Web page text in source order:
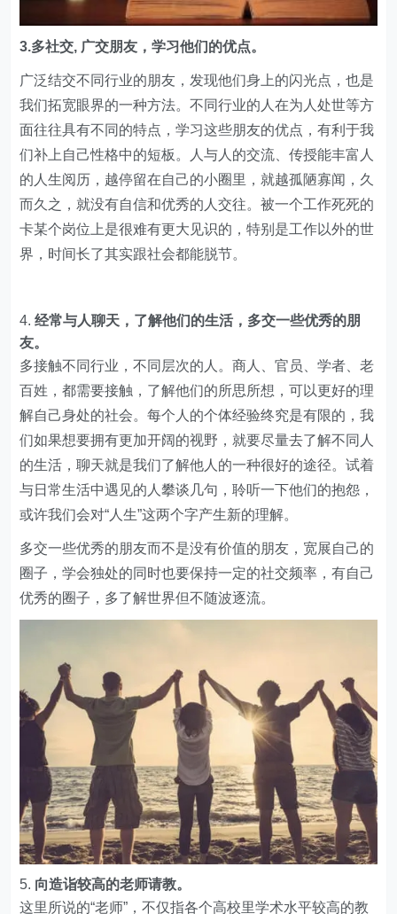
3.多社交, 广交朋友，学习他们的优点。
广泛结交不同行业的朋友，发现他们身上的闪光点，也是
我们拓宽眼界的一种方法。不同行业的人在为人处世等方
面往往具有不同的特点，学习这些朋友的优点，有利于我
们补上自己性格中的短板。人与人的交流、传授能丰富人
的人生阅历，越停留在自己的小圈里，就越孤陋寡闻，久
而久之，就没有自信和优秀的人交往。被一个工作死死的
卡某个岗位上是很难有更大见识的，特别是工作以外的世
界，时间长了其实跟社会都能脱节。
经常与人聊天，了解他们的生活，多交一些优秀的朋
友。
多接触不同行业，不同层次的人。商人、官员、学者、老
百姓，都需要接触，了解他们的所思所想，可以更好的理
解自己身处的社会。每个人的个体经验终究是有限的，我
们如果想要拥有更加开阔的视野，就要尽量去了解不同人
的生活，聊天就是我们了解他人的一种很好的途径。试着
与日常生活中遇见的人攀谈几句，聆听一下他们的抱怨，
或许我们会对“人生”这两个字产生新的理解。
多交一些优秀的朋友而不是没有价值的朋友，宽展自己的
圈子，学会独处的同时也要保持一定的社交频率，有自己
优秀的圈子，多了解世界但不随波逐流。
向造诣较高的老师请教。
这里所说的“老师”，不仅指各个高校里学术水平较高的教